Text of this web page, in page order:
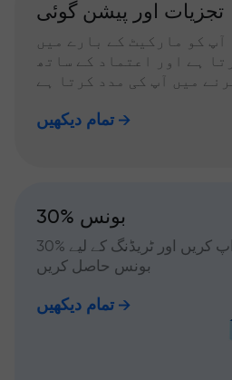
تجزیات اور پیشن گوئی
آپ کو مارکیٹ کے بارے میں
ہے اور اعتماد کے ساتھ
میں آپ کی مدد کرتا ہے
تمام دیکھیں
30% بونس
اپنا اکاؤنٹ ٹاپ اپ کریں اور ٹریڈنگ کے لیے %30
بونس حاصل کریں
تمام دیکھیں